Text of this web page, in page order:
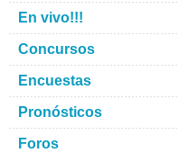
En vivo!!!
Concursos
Encuestas
Pronósticos
Foros